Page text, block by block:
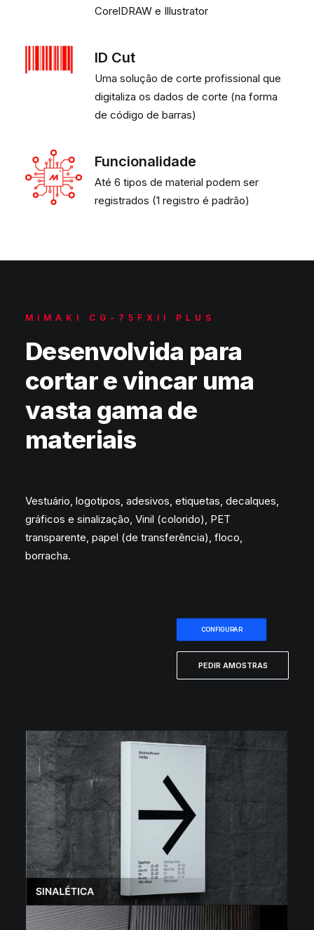
CorelDRAW e Illustrator
ID Cut
Uma solução de corte profissional que
digitaliza os dados de corte (na forma
de código de barras)
Funcionalidade
Até 6 tipos de material podem ser
registrados (1 registro é padrão)
preencha o formulário
para pedir as suas
amostras